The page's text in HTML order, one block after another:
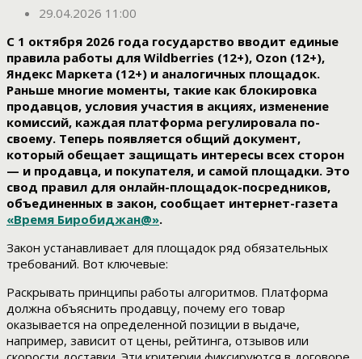
29.04.2026 11:00
С 1 октября 2026 года государство вводит единые
правила работы для Wildberries (12+), Ozon (12+),
Яндекс Маркета (12+) и аналогичных площадок.
Раньше многие моменты, такие как блокировка
продавцов, условия участия в акциях, изменение
комиссий, каждая платформа регулировала по-
своему. Теперь появляется общий документ,
который обещает защищать интересы всех сторон
— и продавца, и покупателя, и самой площадки. Это
свод правил для онлайн-площадок-посредников,
объединенных в закон, сообщает интернет-газета
«Время Биробиджан@».
Закон устанавливает для площадок ряд обязательных
требований. Вот ключевые:
Раскрывать принципы работы алгоритмов. Платформа
должна объяснить продавцу, почему его товар
оказывается на определенной позиции в выдаче,
например, зависит от цены, рейтинга, отзывов или